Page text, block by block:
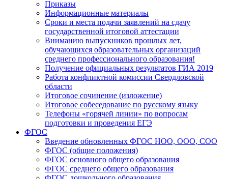
Приказы
Информационные материалы
Сроки и места подачи заявлений на сдачу
государственной итоговой аттестации
Вниманию выпускников прошлых лет,
обучающихся образовательных организаций
среднего профессионального образования!
Получение официальных результатов ГИА 2019
Работа конфликтной комиссии Свердловской
области
Итоговое сочинение (изложение)
Итоговое собеседование по русскому языку
Телефоны «горячей линии» по вопросам
подготовки и проведения ЕГЭ
ФГОС
Введение обновленных ФГОС НОО, ООО, СОО
ФГОС (общие положения)
ФГОС основного общего образования
ФГОС среднего общего образования